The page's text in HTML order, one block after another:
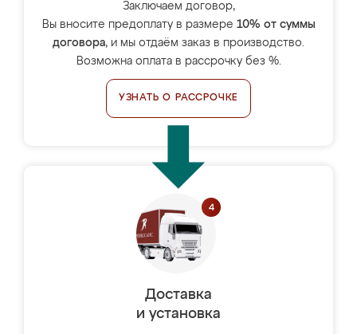
Заключаем договор,
Вы вносите предоплату в размере 10% от суммы
договора, и мы отдаём заказ в производство.
Возможна оплата в рассрочку без %.
УЗНАТЬ О РАССРОЧКЕ
Доставка
и установка